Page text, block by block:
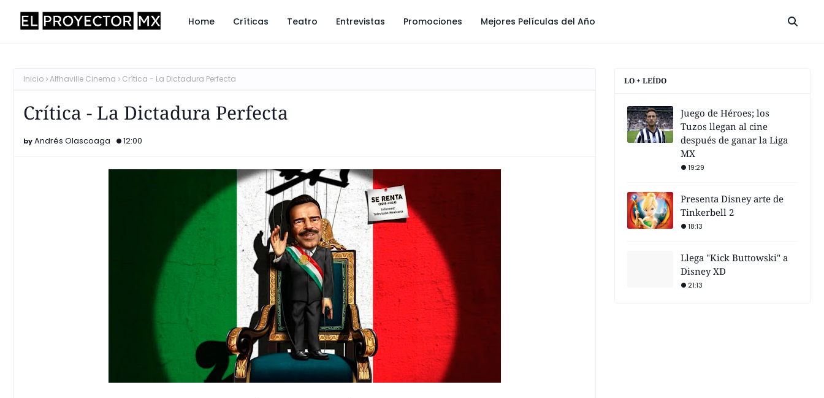
Home Críticas Teatro Entrevistas Promociones Mejores Películas del Año
Inicio Alfhaville Cinema Crítica - La Dictadura Perfecta
Crítica - La Dictadura Perfecta
Andrés Olascoaga 12:00
LO + LEÍDO
Juego de Héroes; los
Tuzos llegan al cine
después de ganar la Liga
MX
19:29
Presenta Disney arte de
Tinkerbell 2
18:13
Llega "Kick Buttowski" a
Disney XD
21:13